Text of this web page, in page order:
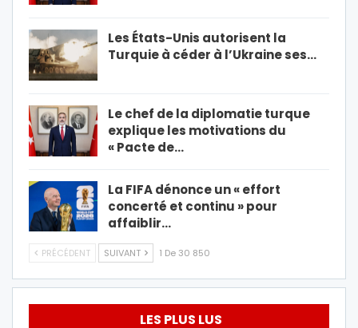
Les États-Unis autorisent la
Turquie à céder à l’Ukraine ses…
Le chef de la diplomatie turque
explique les motivations du
« Pacte de…
La FIFA dénonce un « effort
concerté et continu » pour
affaiblir…
PRÉCÉDENT SUIVANT 1 De 30 850
LES PLUS LUS